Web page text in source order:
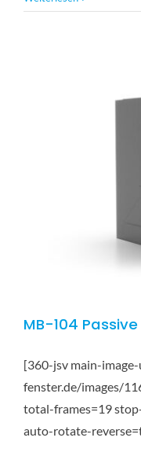
MB-104 Passive
[360-jsv main-
fenster.de/images/
total-frames=19
auto-rotate-